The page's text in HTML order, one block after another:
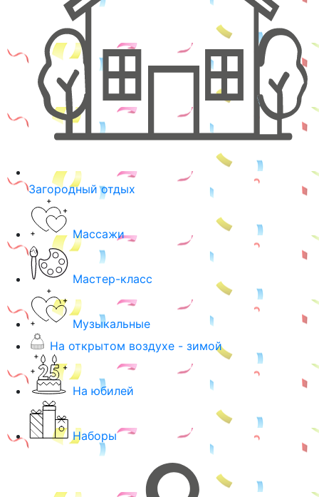
Загородный отдых
Массажи
Мастер-класс
Музыкальные
На открытом воздухе - зимой
На юбилей
Наборы